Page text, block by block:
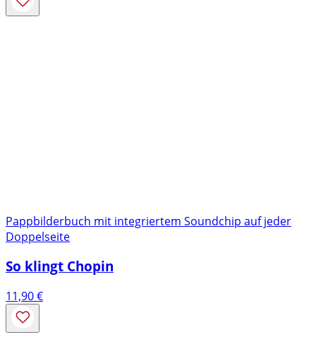
Pappbilderbuch mit integriertem Soundchip auf jeder
Doppelseite
So klingt Chopin
11,90€